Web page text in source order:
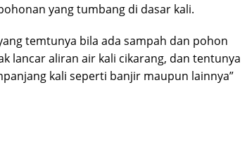
yang tumbang di dasar kali.
temtunya bila ada sampah dan pohon
lancar aliran air kali cikarang, dan tentunya
kali seperti banjir maupun lainnya”